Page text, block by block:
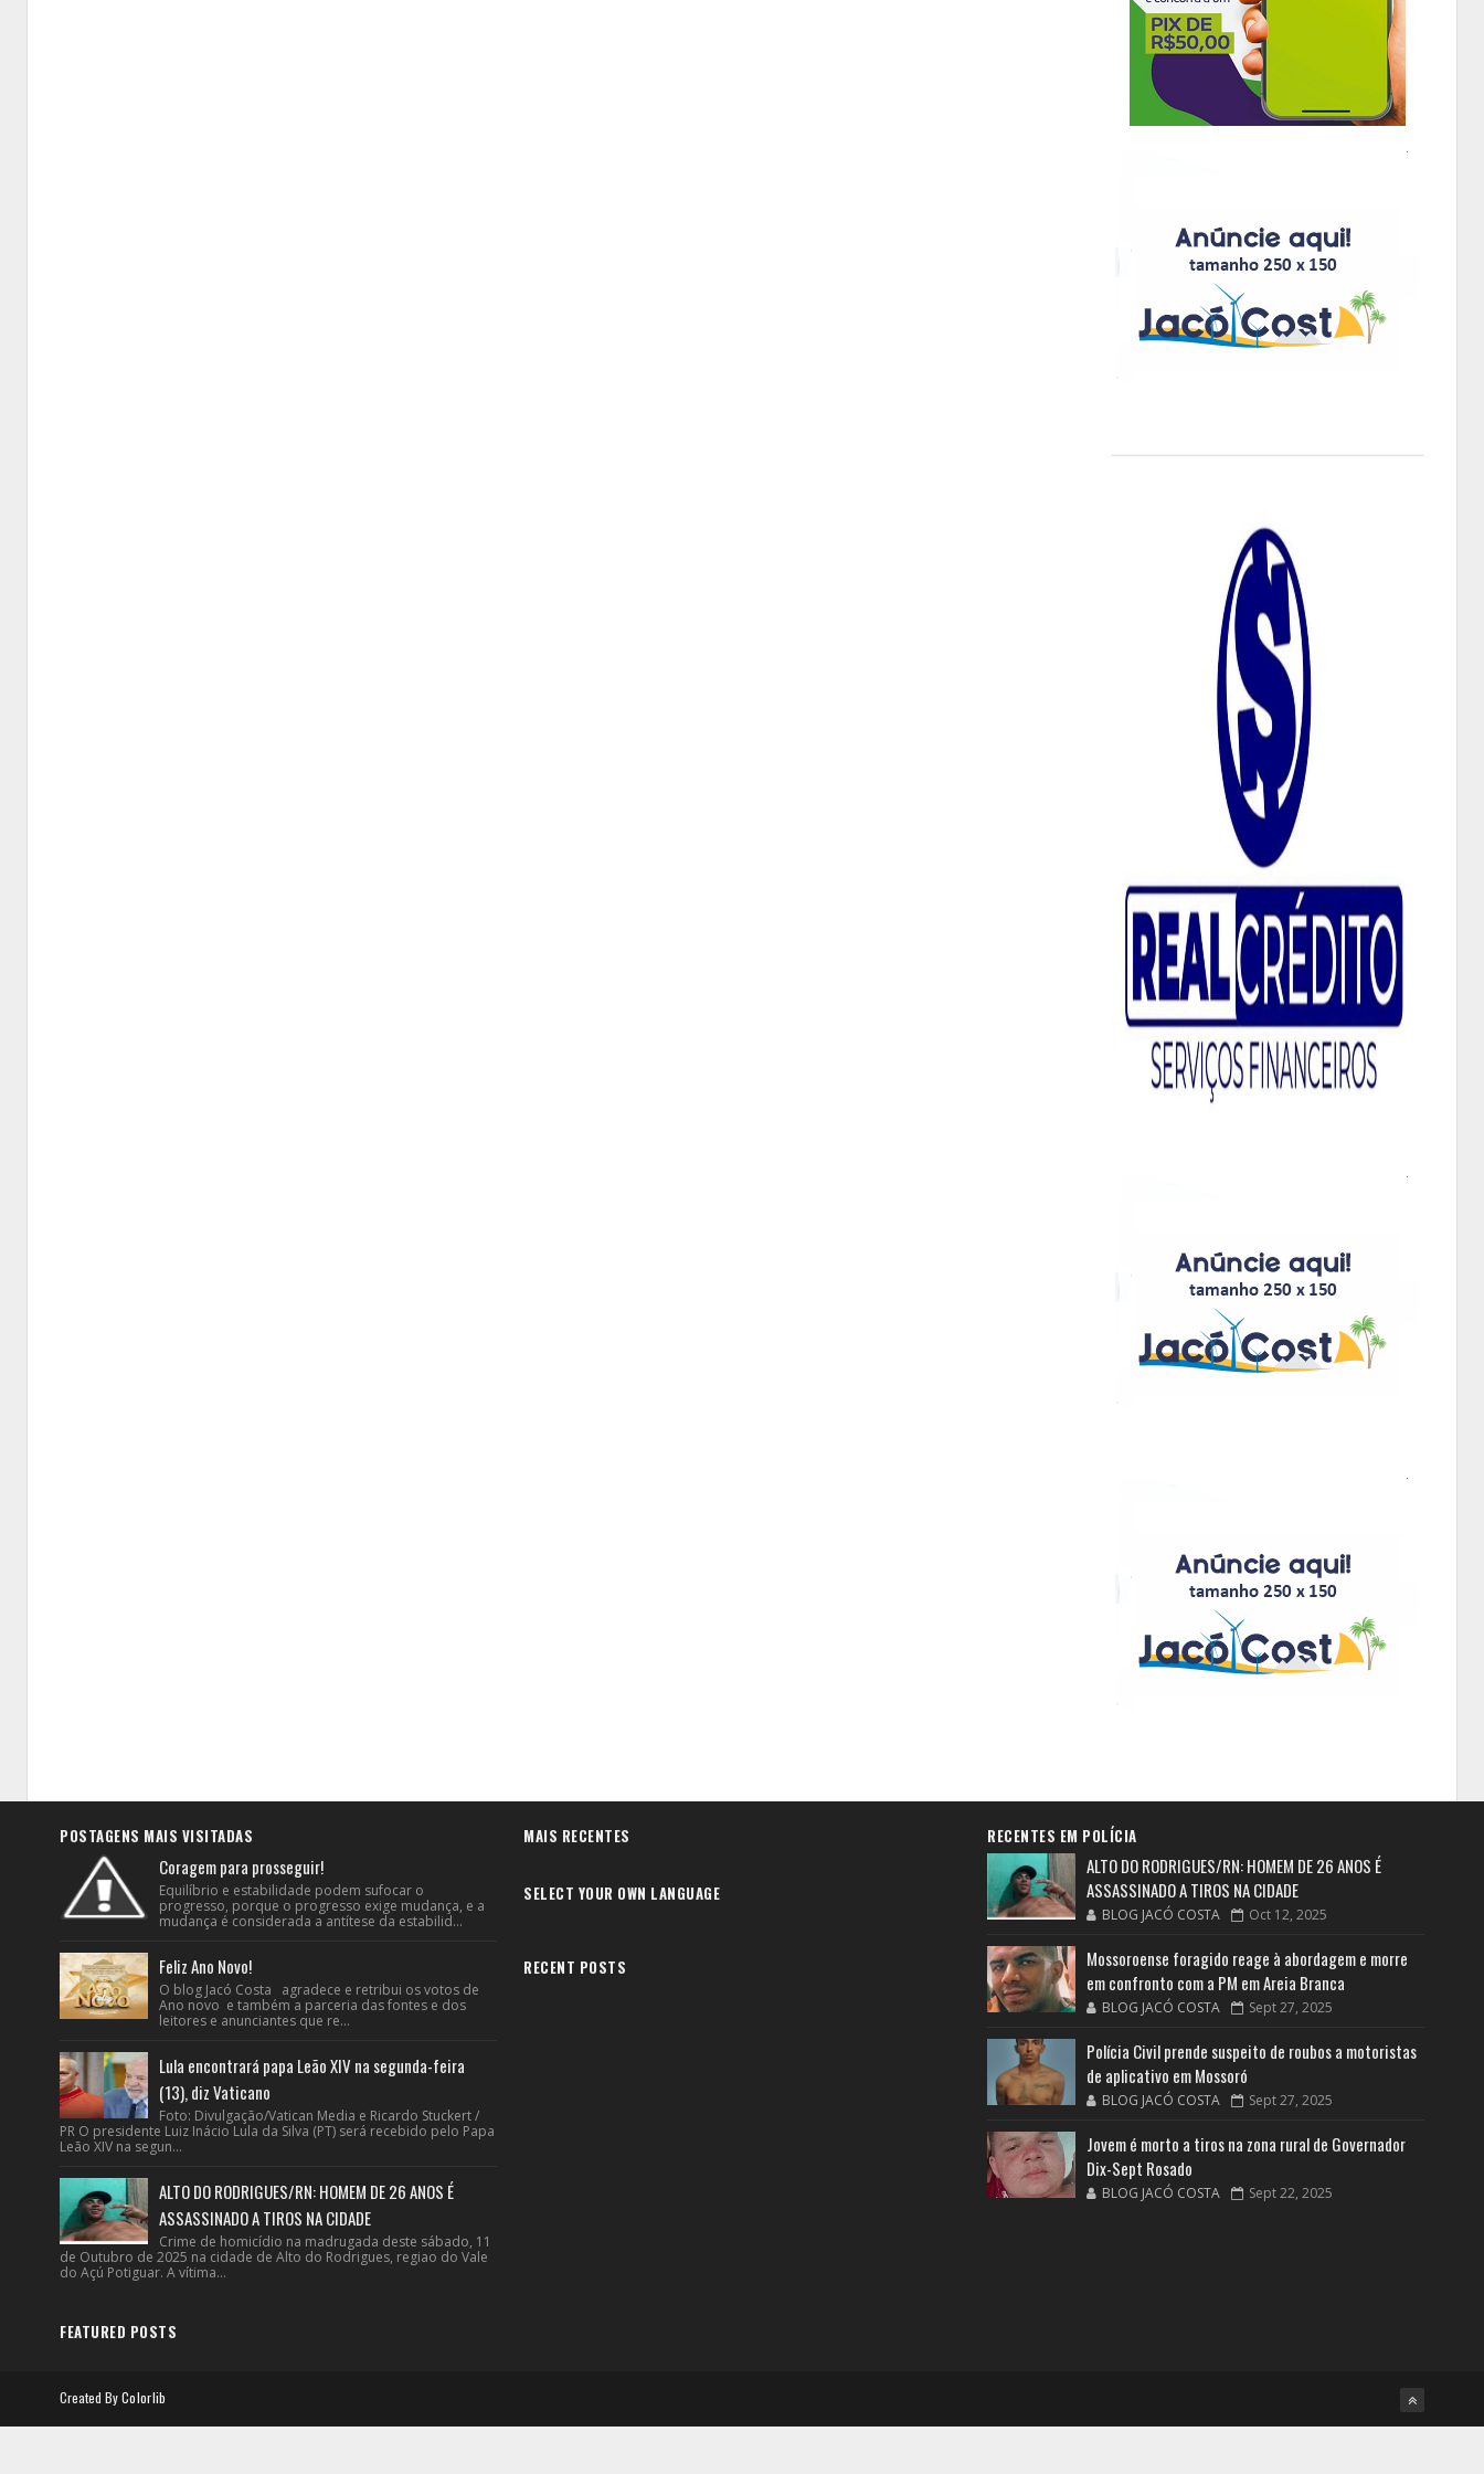
POSTAGENS MAIS VISITADAS
Coragem para prosseguir!
Equilíbrio e estabilidade podem sufocar o
progresso, porque o progresso exige mudança, e a
mudança é considerada a antítese da estabilid...
Feliz Ano Novo!
O blog Jacó Costa agradece e retribui os votos de
Ano novo e também a parceria das fontes e dos
leitores e anunciantes que re...
Lula encontrará papa Leão XIV na segunda-feira
(13), diz Vaticano
Foto: Divulgação/Vatican Media e Ricardo Stuckert /
PR O presidente Luiz Inácio Lula da Silva (PT) será recebido pelo Papa
Leão XIV na segun...
ALTO DO RODRIGUES/RN: HOMEM DE 26 ANOS É
ASSASSINADO A TIROS NA CIDADE
Crime de homicídio na madrugada deste sábado, 11
de Outubro de 2025 na cidade de Alto do Rodrigues, regiao do Vale
do Açú Potiguar. A vítima...
FEATURED POSTS
MAIS RECENTES
SELECT YOUR OWN LANGUAGE
RECENT POSTS
RECENTES EM POLÍCIA
ALTO DO RODRIGUES/RN: HOMEM DE 26 ANOS É
ASSASSINADO A TIROS NA CIDADE
BLOG JACÓ COSTA Oct 12, 2025
Mossoroense foragido reage à abordagem e morre
em confronto com a PM em Areia Branca
BLOG JACÓ COSTA Sept 27, 2025
Polícia Civil prende suspeito de roubos a motoristas
de aplicativo em Mossoró
BLOG JACÓ COSTA Sept 27, 2025
Jovem é morto a tiros na zona rural de Governador
Dix-Sept Rosado
BLOG JACÓ COSTA Sept 22, 2025
Created ByColorlib